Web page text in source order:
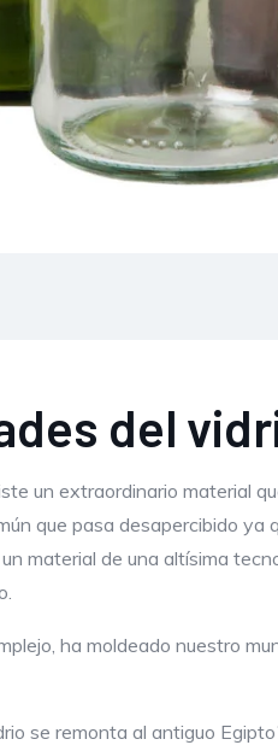
del
un extraordinario material
que pasa desapercibido ya
material de una altísima
ha moldeado nuestro
se remonta al antiguo